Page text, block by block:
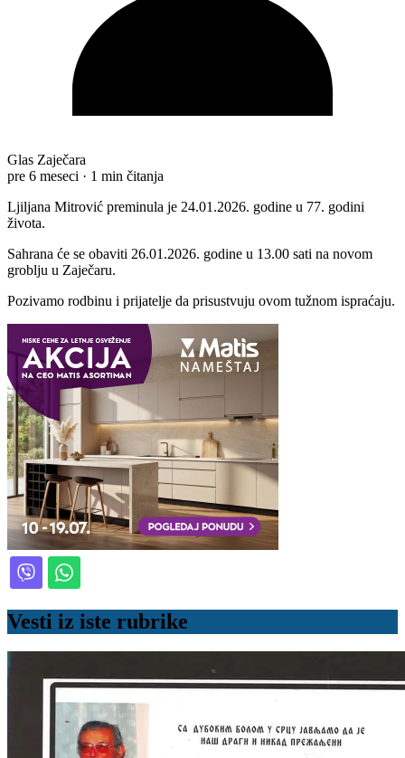
Glas Zaječara
pre 6 meseci · 1 min čitanja
Ljiljana Mitrović preminula je 24.01.2026. godine u 77. godini
života.
Sahrana će se obaviti 26.01.2026. godine u 13.00 sati na novom
groblju u Zaječaru.
Pozivamo rodbinu i prijatelje da prisustvuju ovom tužnom ispraćaju.
Vesti iz iste rubrike